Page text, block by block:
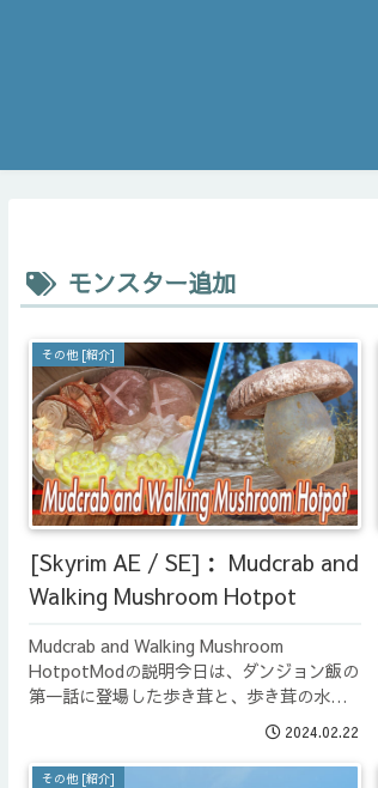
モンスター追加
その他 [紹介]
[Skyrim AE / SE]： Mudcrab and
Walking Mushroom Hotpot
Mudcrab and Walking Mushroom
HotpotModの説明今日は、ダンジョン飯の
第一話に登場した歩き茸と、歩き茸の水炊
き（鍋料理）を追加されるModの紹介で
す。Skyrim AEとSkyrim SEのModです。ダ
ン...
2024.02.22
その他 [紹介]